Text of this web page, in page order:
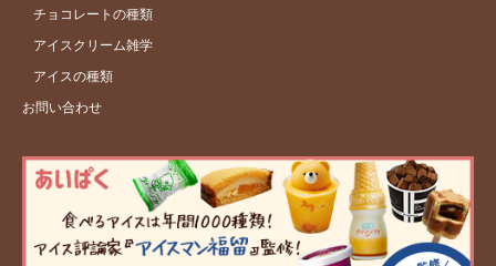
チョコレートの種類
アイスクリーム雑学
アイスの種類
お問い合わせ